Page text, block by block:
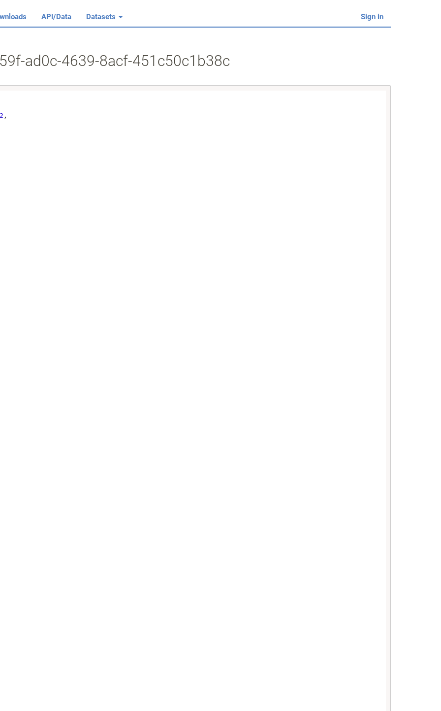
API/Data Datasets Sign in
ad0c-4639-8acf-451c50c1b38c
,